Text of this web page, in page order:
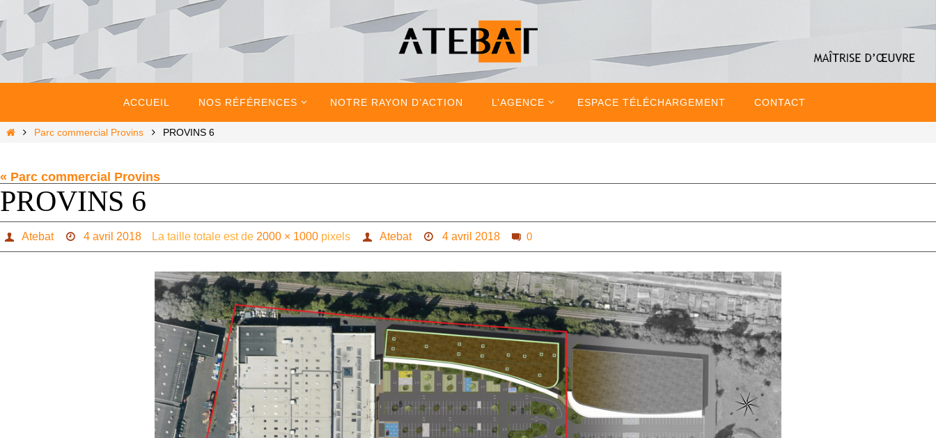
Passer
vers
le
contenu
ACCUEIL NOS RÉFÉRENCES NOTRE RAYON D’ACTION L’AGENCE ESPACE TÉLÉCHARGEMENT CONTACT
HomeParc commercial Provins PROVINS 6
« Parc commercial Provins
PROVINS 6
Atebat 4 avril 2018 La taille totale est de 2000 × 1000 pixels Atebat 4 avril 2018 0